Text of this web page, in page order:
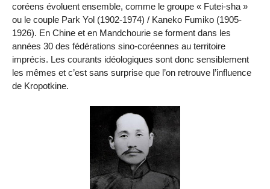
coréens évoluent ensemble, comme le groupe « Futei-sha »
ou le couple Park Yol (1902-1974) / Kaneko Fumiko (1905-
1926). En Chine et en Mandchourie se forment dans les
années 30 des fédérations sino-coréennes au territoire
imprécis. Les courants idéologiques sont donc sensiblement
les mêmes et c’est sans surprise que l’on retrouve l’influence
de Kropotkine.